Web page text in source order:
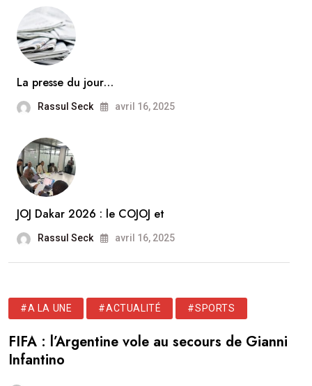
La presse du jour…
Rassul Seck avril 16, 2025
JOJ Dakar 2026 : le COJOJ et
Rassul Seck avril 16, 2025
#A LA UNE #ACTUALITÉ #SPORTS
FIFA : l’Argentine vole au secours de Gianni
Infantino